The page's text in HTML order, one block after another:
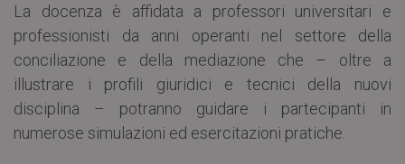
La docenza è affidata a professori universitari e
professionisti da anni operanti nel settore della
conciliazione e della mediazione che – oltre a
illustrare i profili giuridici e tecnici della nuovi
disciplina – potranno guidare i partecipanti in
numerose simulazioni ed esercitazioni pratiche.